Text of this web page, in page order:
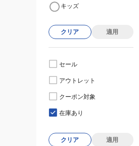
キッズ
クリア 適用
セール
アウトレット
クーポン対象
在庫あり
クリア 適用